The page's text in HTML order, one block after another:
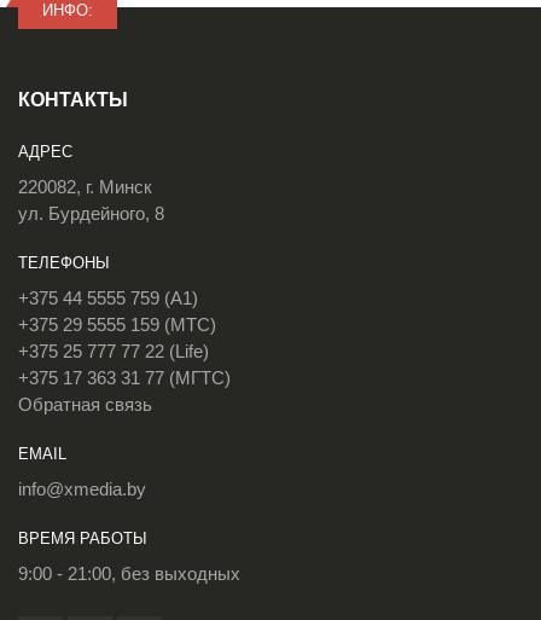
ИНФО:
КОНТАКТЫ
АДРЕС
220082, г. Минск
ул. Бурдейного, 8
ТЕЛЕФОНЫ
+375 44 5555 759 (A1)
+375 29 5555 159 (МТС)
+375 25 777 77 22 (Life)
+375 17 363 31 77 (МГТС)
Обратная связь
EMAIL
info@xmedia.by
ВРЕМЯ РАБОТЫ
9:00 - 21:00, без выходных